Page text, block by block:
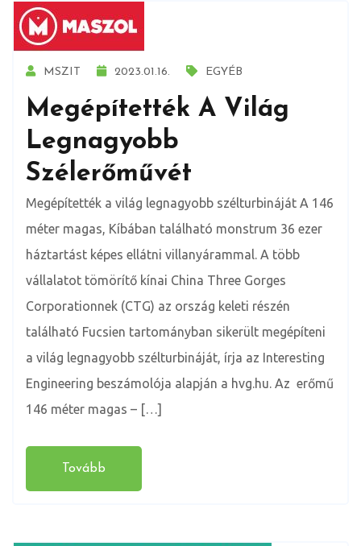
MSZIT 2023.01.16. EGYÉB
Megépítették A Világ
Legnagyobb
Szélerőművét
Megépítették a világ legnagyobb szélturbináját A 146
méter magas, Kíbában található monstrum 36 ezer
háztartást képes ellátni villanyárammal. A több
vállalatot tömörítő kínai China Three Gorges
Corporationnek (CTG) az ország keleti részén
található Fucsien tartományban sikerült megépíteni
a világ legnagyobb szélturbináját, írja az Interesting
Engineering beszámolója alapján a hvg.hu. Az erőmű
146 méter magas – […]
Tovább